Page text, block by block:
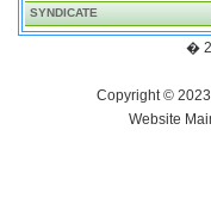
SYNDICATE
�
Copyright ©
Website